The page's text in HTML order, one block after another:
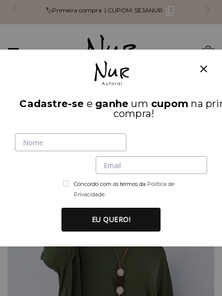
🏷️Primeira compra | CUPOM: SEJANUR
Mudar
INÍCIO PARTE DE CIMA
Cadastre-se e ganhe um cupom na
compra!
Concordo com os termos da Política de
Privacidade
EU QUERO!